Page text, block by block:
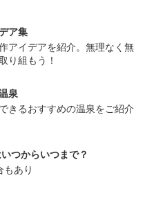
ア集
アイデアを紹介。無理なく無
り組もう！
泉
きるおすすめの温泉をご紹介
つからいつまで？
あり